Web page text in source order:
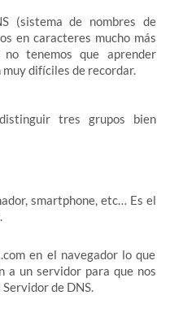
(sistema de nombres de
en caracteres mucho más
tenemos que aprender
difíciles de recordar.
tres grupos bien
smartphone, etc… Es el
en el navegador lo que
a un servidor para que nos
de DNS.